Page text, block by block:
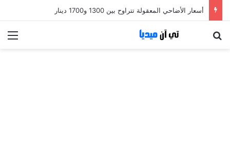
أسعار الأضاحي المعقولة تتراوح بين 1300 و1700 دينار